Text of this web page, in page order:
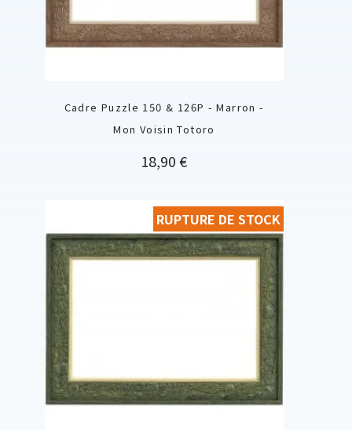
Cadre Puzzle 150 & 126P - Marron -
Mon Voisin Totoro
Prix
18,90 €
RUPTURE DE STOCK